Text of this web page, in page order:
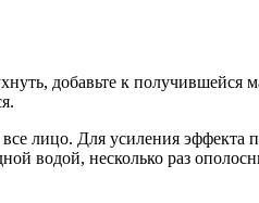
добавьте к
лицо. Для усиления
водой, несколько раз